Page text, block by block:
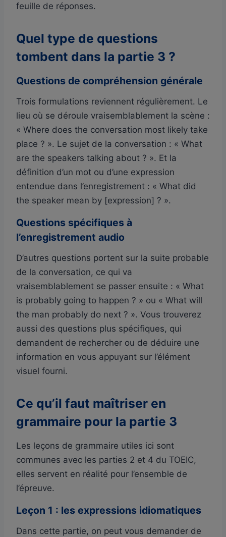
feuille de réponses.
Quel type de questions
tombent dans la partie 3 ?
Questions de compréhension générale
Trois formulations reviennent régulièrement. Le
lieu où se déroule vraisemblablement la scène :
« Where does the conversation most likely take
place ? ». Le sujet de la conversation : « What
are the speakers talking about ? ». Et la
définition d’un mot ou d’une expression
entendue dans l’enregistrement : « What did
the speaker mean by [expression] ? ».
Questions spécifiques à
l’enregistrement audio
D’autres questions portent sur la suite probable
de la conversation, ce qui va
vraisemblablement se passer ensuite : « What
is probably going to happen ? » ou « What will
the man probably do next ? ». Vous trouverez
aussi des questions plus spécifiques, qui
demandent de rechercher ou de déduire une
information en vous appuyant sur l’élément
visuel fourni.
Ce qu’il faut maîtriser en
grammaire pour la partie 3
Les leçons de grammaire utiles ici sont
communes avec les parties 2 et 4 du TOEIC,
elles servent en réalité pour l’ensemble de
l’épreuve.
Leçon 1 : les expressions idiomatiques
Dans cette partie, on peut vous demander de